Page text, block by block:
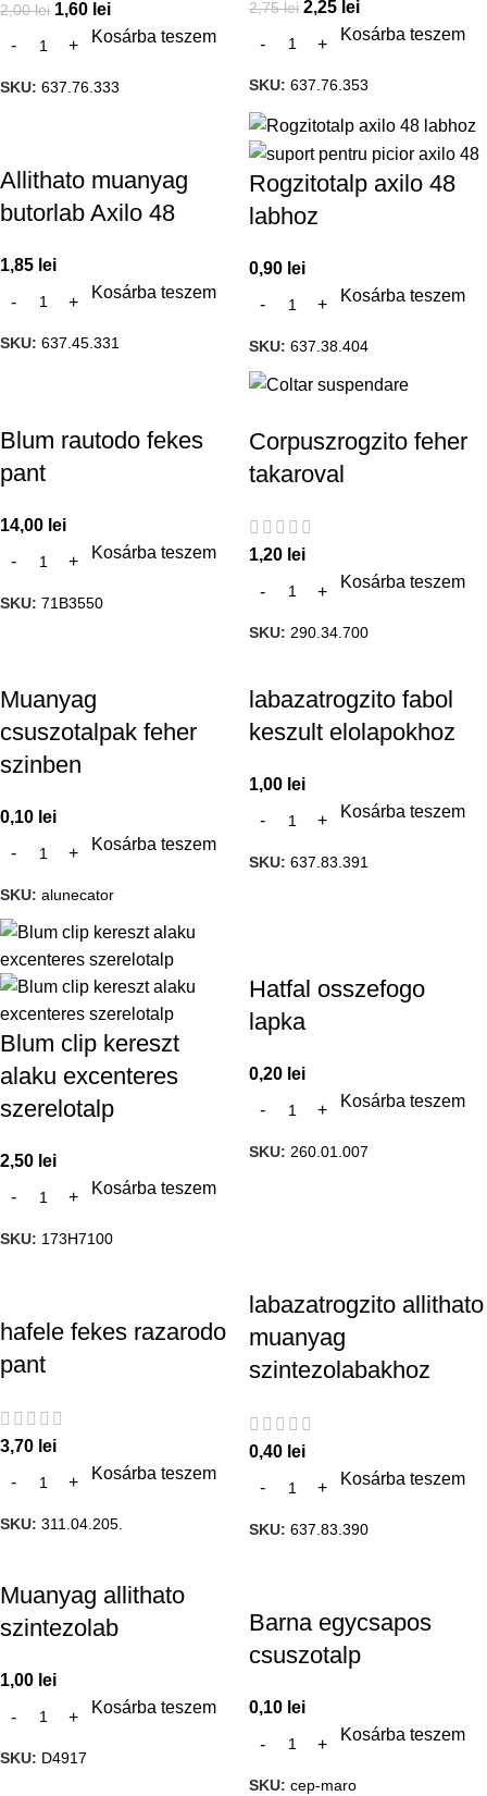
2,00lei 1,60 lei
Kosárba teszem
SKU: 637.76.333
2,75lei 2,25 lei
Kosárba teszem
SKU: 637.76.353
Allithato muanyag
butorlab Axilo 48
1,85 lei
Kosárba teszem
SKU: 637.45.331
Rogzitotalp axilo 48
labhoz
0,90 lei
Kosárba teszem
SKU: 637.38.404
Blum rautodo fekes
pant
14,00 lei
Kosárba teszem
SKU: 71B3550
Corpuszrogzito feher
takaroval
1,20 lei
Kosárba teszem
SKU: 290.34.700
Muanyag
csuszotalpak feher
szinben
0,10 lei
Kosárba teszem
SKU: alunecator
labazatrogzito fabol
keszult elolapokhoz
1,00 lei
Kosárba teszem
SKU: 637.83.391
Blum clip kereszt
alaku excenteres
szerelotalp
2,50 lei
Kosárba teszem
SKU: 173H7100
Hatfal osszefogo
lapka
0,20 lei
Kosárba teszem
SKU: 260.01.007
hafele fekes razarodo
pant
3,70 lei
Kosárba teszem
SKU: 311.04.205.
labazatrogzito allithato
muanyag
szintezolabakhoz
0,40 lei
Kosárba teszem
SKU: 637.83.390
Muanyag allithato
szintezolab
1,00 lei
Kosárba teszem
SKU: D4917
Barna egycsapos
csuszotalp
0,10 lei
Kosárba teszem
SKU: cep-maro